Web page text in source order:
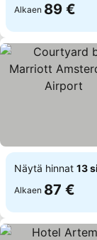
Alkaen 89 €
Näytä hinnat 13
Alkaen 87 €